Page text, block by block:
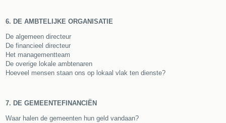
6. DE AMBTELIJKE ORGANISATIE
De algemeen directeur
De financieel directeur
Het managementteam
De overige lokale ambtenaren
Hoeveel mensen staan ons op lokaal vlak ten dienste?
7. DE GEMEENTEFINANCIËN
Waar halen de gemeenten hun geld vandaan?